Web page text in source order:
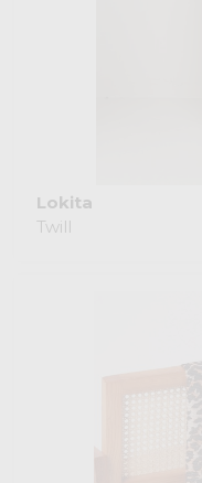
Lokita
Twill